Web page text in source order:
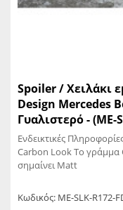
Spoiler / Χειλάκι
Design Mercedes
Γυαλιστερό - (ME-
Ενδεικτικές
Carbon Look Το γράμμα
σημαίνει Matt
Κωδικός: ME-SLK-R172-